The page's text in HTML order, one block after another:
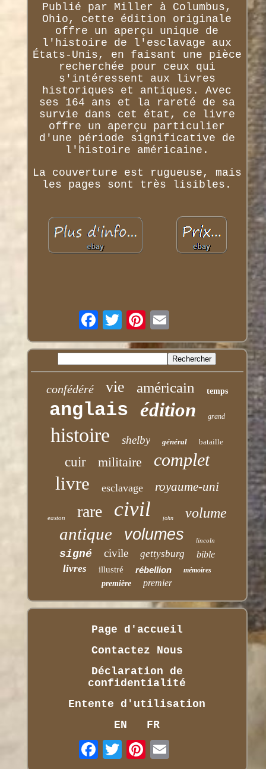
Publié par Miller à Columbus,
Ohio, cette édition originale
offre un aperçu unique de
l'histoire de l'esclavage aux
États-Unis, en faisant une pièce
recherchée pour ceux qui
s'intéressent aux livres
historiques et antiques. Avec
ses 164 ans et la rareté de sa
survie dans cet état, ce livre
offre un aperçu particulier
d'une période significative de
l'histoire américaine.
La couverture est rugueuse, mais
les pages sont très lisibles.
confédéré vie américain temps
anglais édition grand
histoire shelby général bataille
cuir militaire complet
livre esclavage royaume-uni
easton rare civil john volume
antique volumes lincoln
signé civile gettysburg bible
livres illustré rébellion mémoires
première premier
Page d'accueil
Contactez Nous
Déclaration de
confidentialité
Entente d'utilisation
EN
FR